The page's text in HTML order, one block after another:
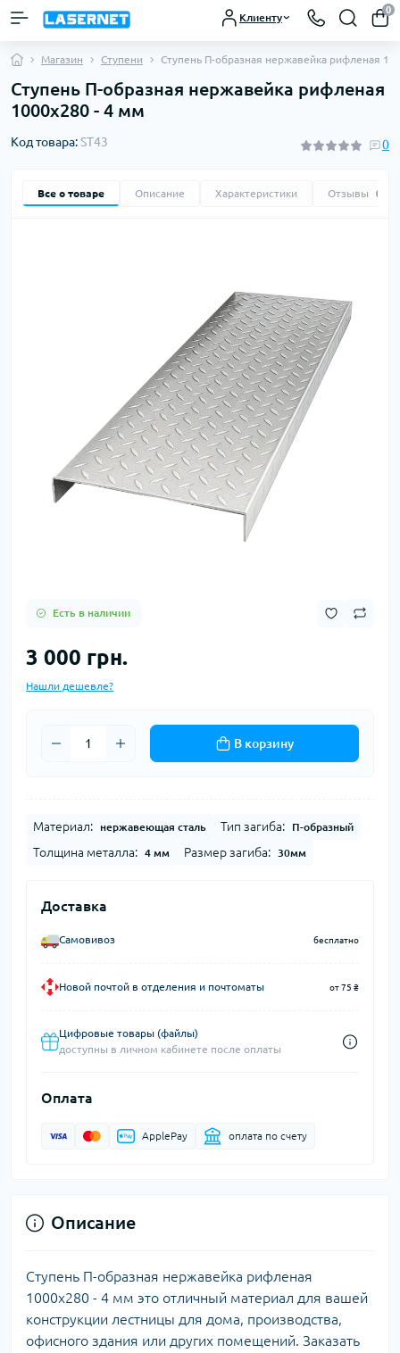
Клиенту
0
Магазин Ступени Ступень П-образная нержавейка рифленая
Ступень П-образная нержавейка рифленая
1000х280 - 4 мм
Код товара:ST43 0
Все о товаре Описание Характеристики Отзывы
Есть в наличии
3 000 грн.
Нашли дешевле?
В корзину
Материал: нержавеющая сталь Тип загиба: П-образный
Толщина металла: 4 мм Размер загиба: 30мм
Доставка
Самовивоз бесплатно
Новой почтой в отделения и почтоматы от 75 ₴
Цифровые товары (файлы)
доступны в личном кабинете после оплаты
Оплата
ApplePay оплата по счету
Описание
Ступень П-образная нержавейка рифленая
1000х280 - 4 мм это отличный материал для вашей
конструкции лестницы для дома, производства,
офисного здания или других помещений. Заказать